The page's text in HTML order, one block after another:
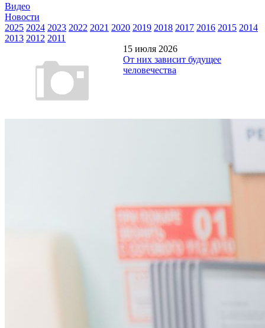
Видео
Новости
2025 2024 2023 2022 2021 2020 2019 2018 2017 2016 2015 2014
2013 2012 2011
15 июля 2026
От них зависит будущее
человечества